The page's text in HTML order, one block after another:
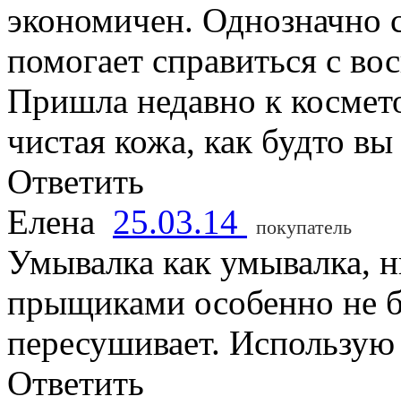
экономичен. Однозначно
помогает справиться с
Пришла недавно к
чистая кожа, как будто
Ответить
Елена 25.03.14 покупатель
Умывалка как умывалка,
прыщиками особенно не
пересушивает.
Ответить